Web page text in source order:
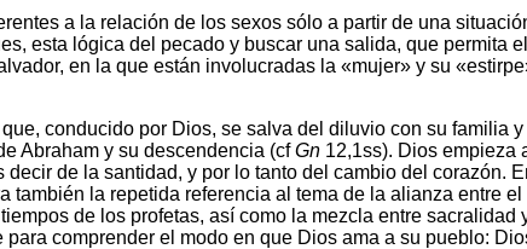
a la relación de los sexos sólo a partir de una
esta lógica del pecado y buscar una salida, que permita
en la que están involucradas la «mujer» y su
conducido por Dios, se salva del diluvio con su familia
Abraham y su descendencia (cfGn 12,1ss). Dios empieza
de la santidad, y por lo tanto del cambio del corazón.
también la repetida referencia al tema de la alianza entre
de los profetas, así como la mezcla entre sacralidad
comprender el modo en que Dios ama a su pueblo: